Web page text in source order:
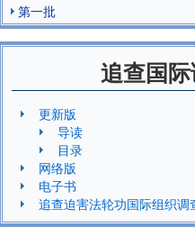
第一批
追查国
更新版
导读
目录
网络版
电子书
追查迫害法轮功国际组织调